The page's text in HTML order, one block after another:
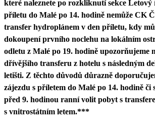
které naleznete po rozkliknutí sekce
příletu do Malé po 14. hodině nemůže CK
transfer hydroplánem v den příletu, kdy
dokoupení prvního noclehu na lokálním
odletu z Malé po 19. hodině upozorňujeme
dřívějšího transferu z hotelu s následným
letišti. Z těchto důvodů důrazně
zájezdu s příletem do Malé po 14. hodině či
před 9. hodinou ranní volit pobyt s
s vnitrostátním letem.***